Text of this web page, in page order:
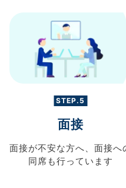
STEP.5
面接
面接が不安な方へ、 面接へ
同席も行っています